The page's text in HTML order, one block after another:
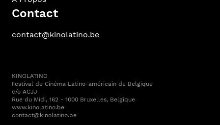
Contact
contact@kinolatino.be
KINOLATINO
Festival de Cinéma Latino-américain de Belgique
c/o ACJJ
Rue du Midi, 162 - 1000 Bruxelles, Belgique
www.kinolatino.be
contact@kinolatino.be